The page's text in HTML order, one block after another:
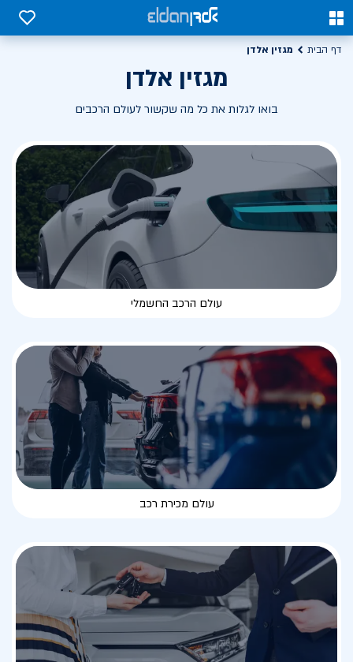
0
0
דף הבית מגזין אלדן
מגזין אלדן
בואו לגלות את כל מה שקשור לעולם הרכבים
עולם הרכב החשמלי
עולם מכירת רכב